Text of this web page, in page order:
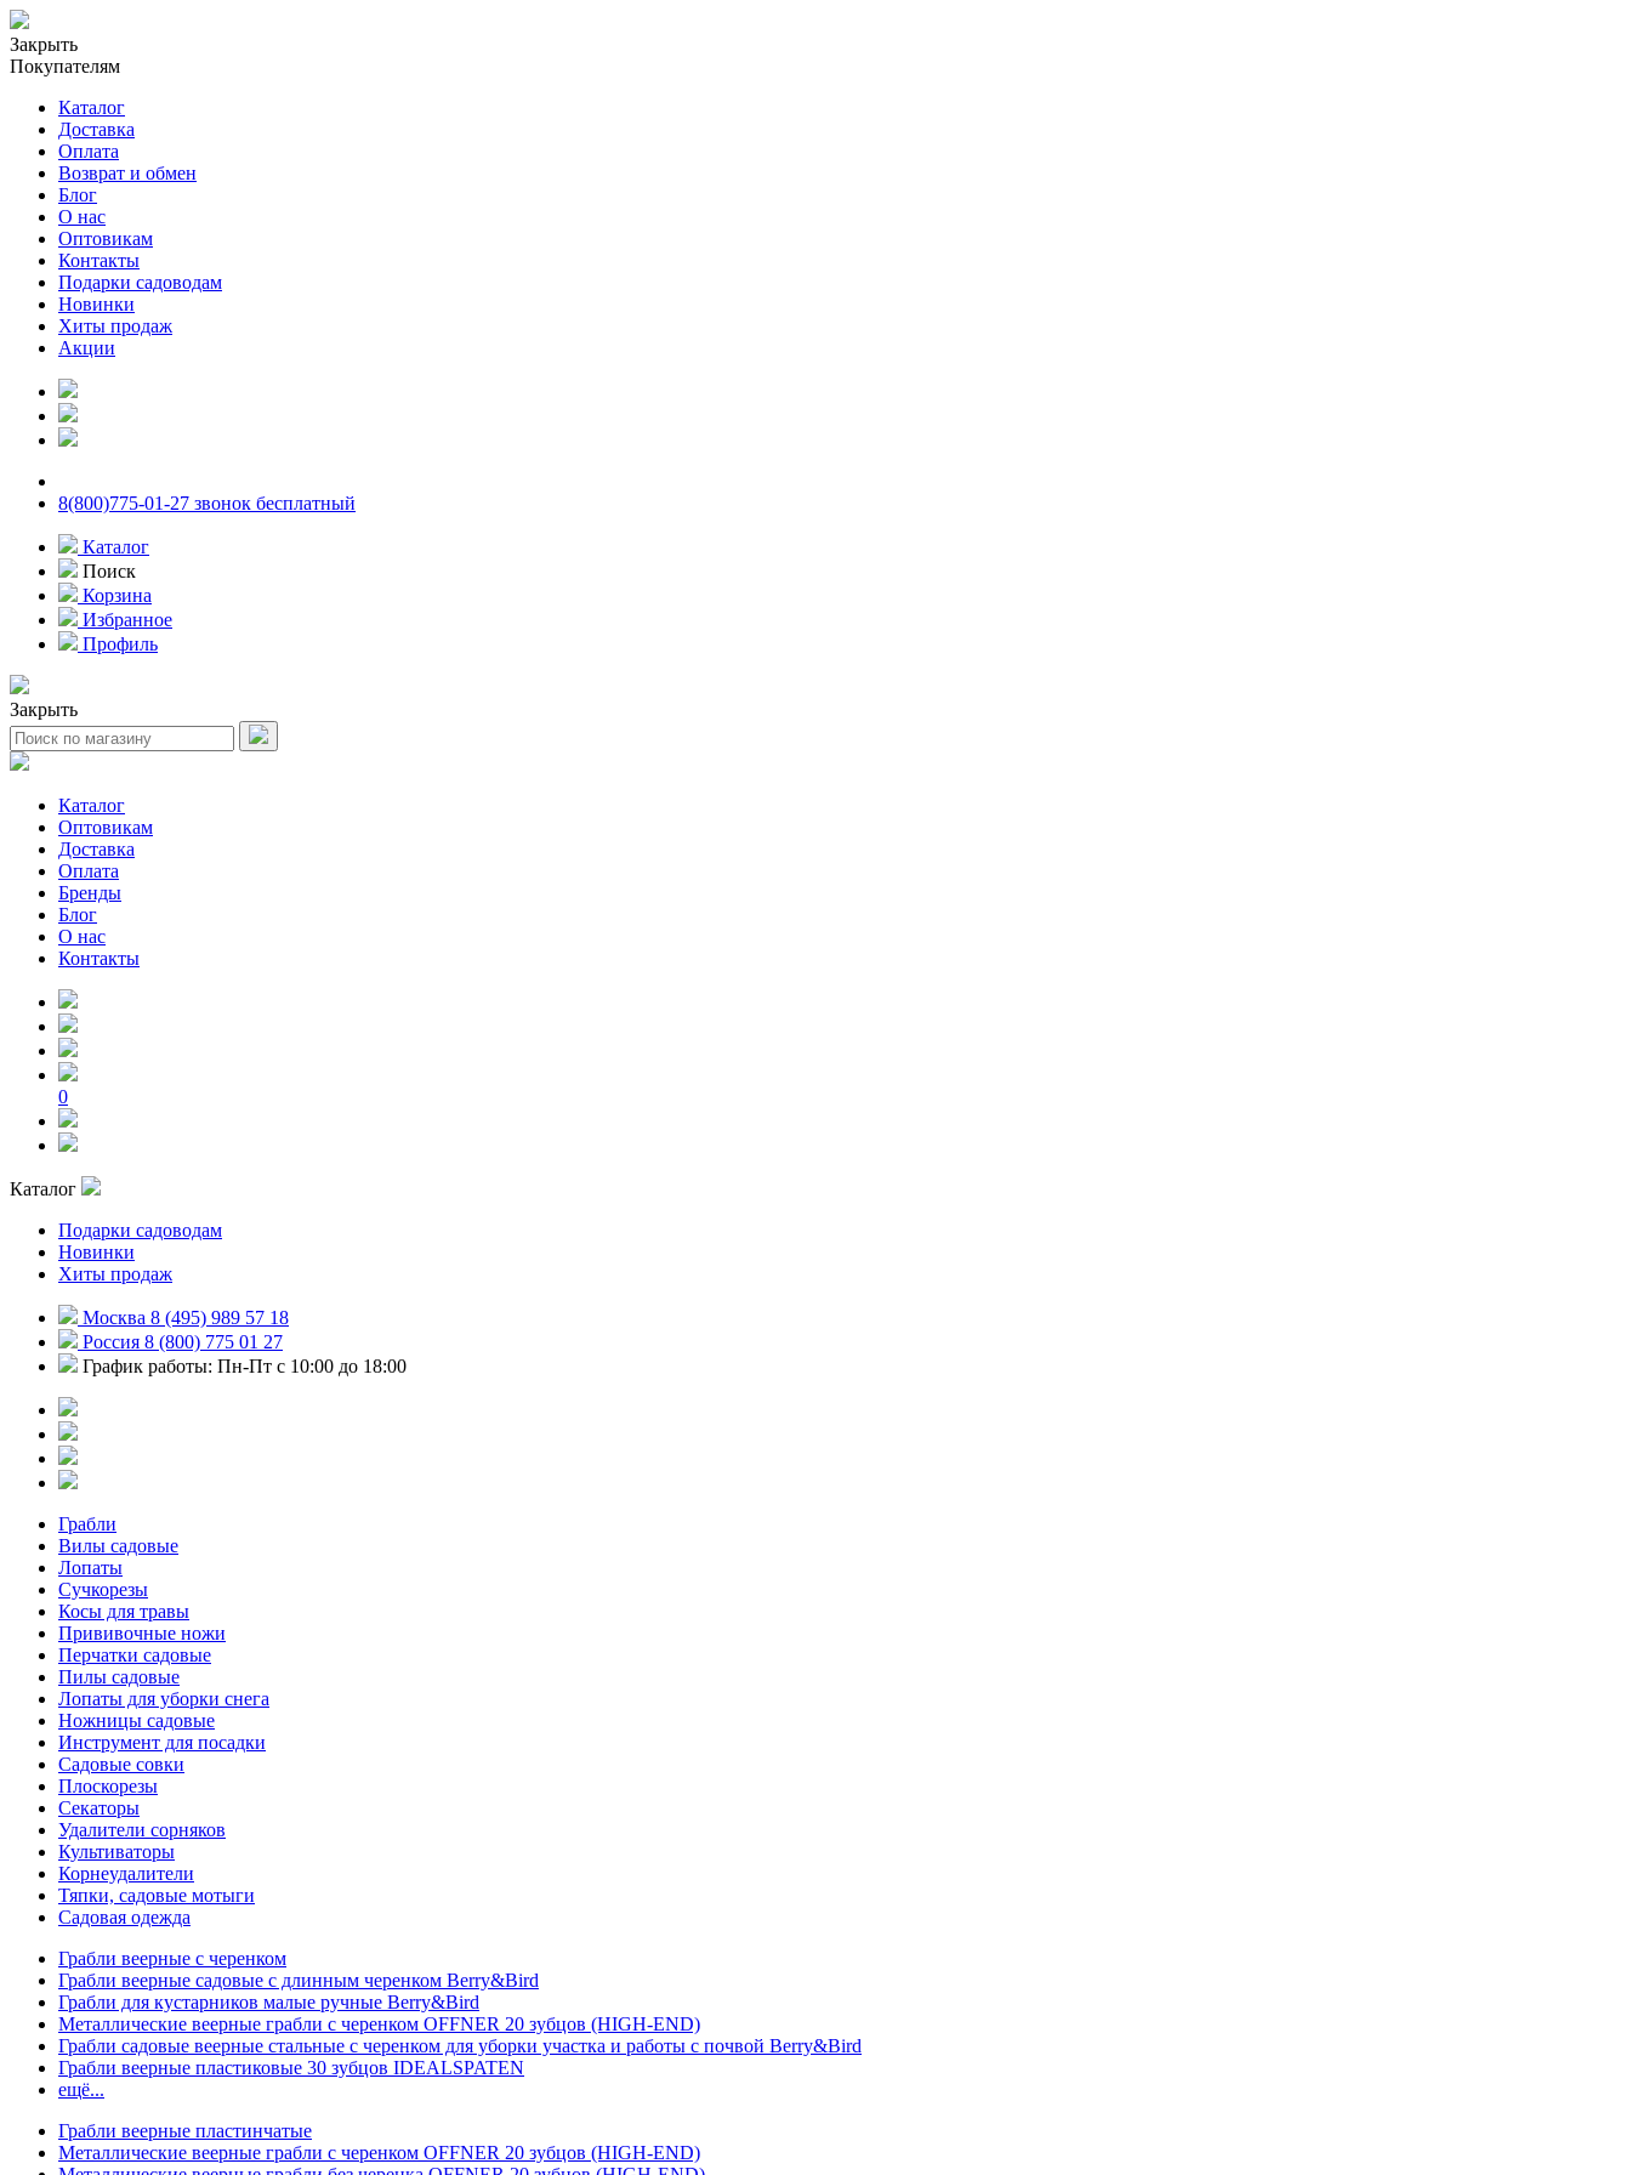
Закрыть
Покупателям
Каталог
Доставка
Оплата
Возврат и обмен
Блог
О нас
Оптовикам
Контакты
Подарки садоводам
Новинки
Хиты продаж
Акции
8(800)775-01-27 звонок бесплатный
Каталог
Поиск
Корзина
Избранное
Профиль
Закрыть
Каталог
Оптовикам
Доставка
Оплата
Бренды
Блог
О нас
Контакты
0
Каталог
Подарки садоводам
Новинки
Хиты продаж
Москва 8 (495) 989 57 18
Россия 8 (800) 775 01 27
График работы: Пн-Пт с 10:00 до 18:00
Грабли
Вилы садовые
Лопаты
Сучкорезы
Косы для травы
Прививочные ножи
Перчатки садовые
Пилы садовые
Лопаты для уборки снега
Ножницы садовые
Инструмент для посадки
Садовые совки
Плоскорезы
Секаторы
Удалители сорняков
Культиваторы
Корнеудалители
Тяпки, садовые мотыги
Садовая одежда
Грабли веерные с черенком
Грабли веерные садовые с длинным черенком Berry&Bird
Грабли для кустарников малые ручные Berry&Bird
Металлические веерные грабли с черенком OFFNER 20 зубцов (HIGH-END)
Грабли садовые веерные стальные с черенком для уборки участка и работы с почвой Berry&Bird
Грабли веерные пластиковые 30 зубцов IDEALSPATEN
ещё...
Грабли веерные пластинчатые
Металлические веерные грабли с черенком OFFNER 20 зубцов (HIGH-END)